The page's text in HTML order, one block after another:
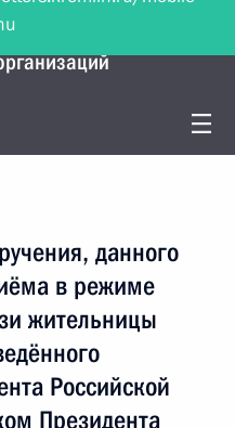
с
данного
в режиме
жительницы
Российской
Президента